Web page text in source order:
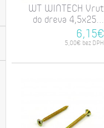
WT WINTECH Vrut
do dreva 4,5x25...
6,15€
5,00€ bez DPH